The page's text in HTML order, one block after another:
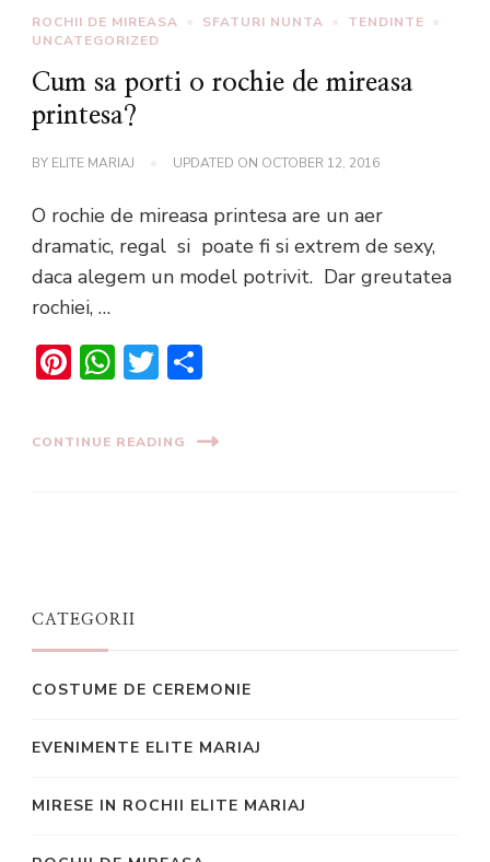
ROCHII DE MIREASA SFATURI NUNTA
TENDINTE
UNCATEGORIZED
Cum sa porti o rochie de mireasa
printesa?
BY ELITE MARIAJ UPDATED ON OCTOBER 12, 2016
O rochie de mireasa printesa are un aer
dramatic, regal si poate fi si extrem de sexy,
daca alegem un model potrivit. Dar greutatea
rochiei, …
Pinterest
WhatsApp
Twitter
CONTINUE READING
CATEGORII
COSTUME DE CEREMONIE
EVENIMENTE ELITE MARIAJ
MIRESE IN ROCHII ELITE MARIAJ